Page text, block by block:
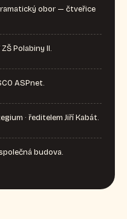
obor — čtveřice
Polabiny II.
ASPnet.
· ředitelem Jiří Kabát.
budova.